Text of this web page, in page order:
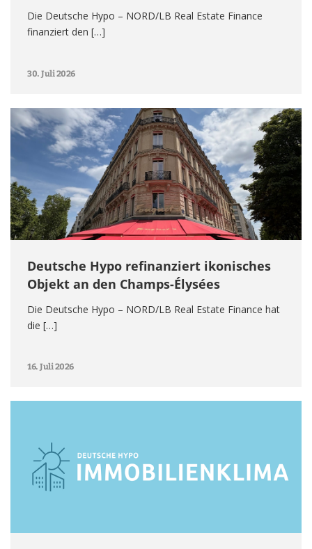
Die Deutsche Hypo – NORD/LB Real Estate Finance
finanziert den […]
30. Juli 2026
Deutsche Hypo refinanziert ikonisches
Objekt an den Champs-Élysées
Die Deutsche Hypo – NORD/LB Real Estate Finance hat
die […]
16. Juli 2026